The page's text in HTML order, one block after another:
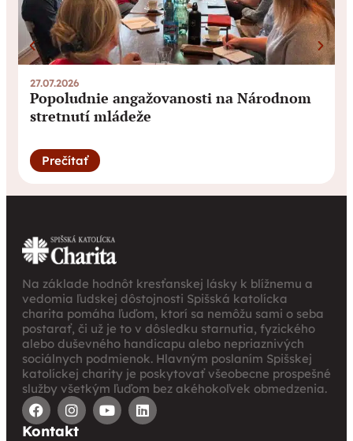
27.07.2026
Popoludnie angažovanosti na Národnom
stretnutí mládeže
Prečítať
Na základe hodnôt kresťanskej lásky k blížnemu a
vedomia ľudskej dôstojnosti Spišská katolícka
charita pomáha ľuďom, ktorí sa nemôžu sami o seba
postarať, či už je to v dôsledku starnutia, fyzického
alebo duševného handicapu alebo nepriaznivých
sociálnych podmienok. Hlavným poslaním Spišskej
katolíckej charity je poskytovať všeobecne prospešné
služby všetkým ľuďom bez akéhokoľvek obmedzenia.
Kontakt